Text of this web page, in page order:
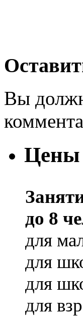
Вы
Цены
до 8
для
для
для
для